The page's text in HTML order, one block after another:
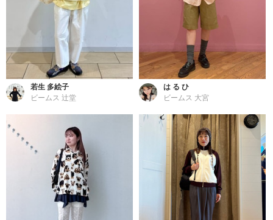
若生 多絵子
ビームス 辻堂
は る ひ
ビームス 大宮